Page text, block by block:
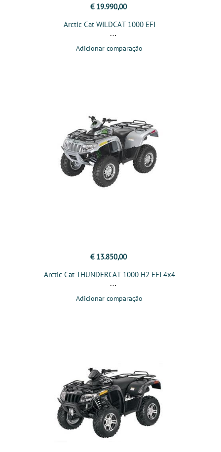
€ 19.990,00
Arctic Cat WILDCAT 1000 EFI
Adicionar comparação
€ 13.850,00
Arctic Cat THUNDERCAT 1000 H2 EFI 4x4
Adicionar comparação